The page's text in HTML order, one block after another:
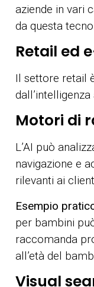
aziende in vari
da questa
Retail ed
Il settore retail
Motori di
L’AI può
navigazione e
rilevanti ai
Esempio
per bambini
raccomanda
all’età del
Visual